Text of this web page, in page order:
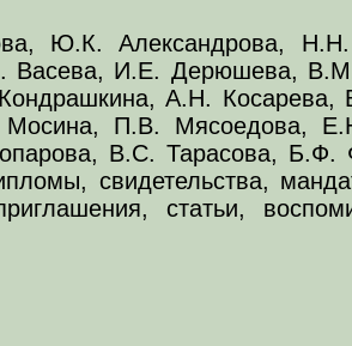
Ю.К. Александрова,
Васева, И.Е. Дерюшева,
А.Н.
П.В. Мясоедова,
В.С. Тарасова,
свидетельства,
статьи,